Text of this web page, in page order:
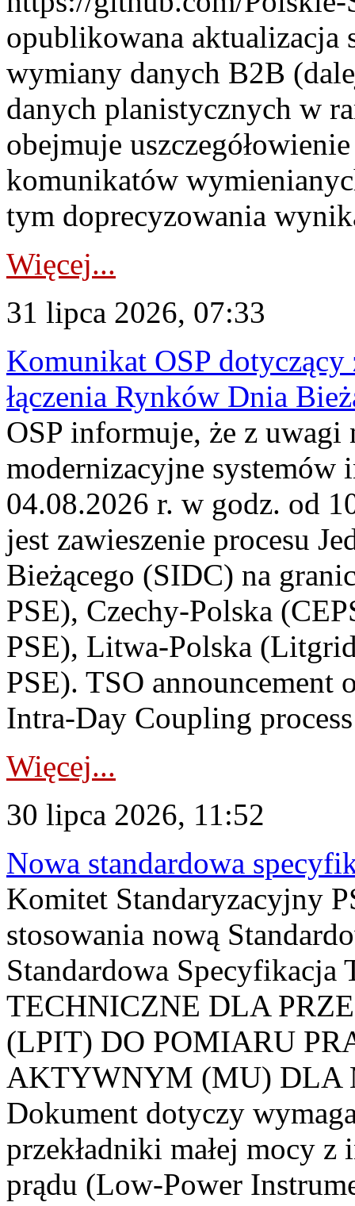
opublikowana aktualizacja
wymiany danych B2B
danych planistycznych w
obejmuje
komunikatów
tym doprecyzowania
Więcej...
31 lipca 2026, 07:33
Komunikat OSP dotyczący
łączenia Rynków Dnia
OSP informuje, że z uwagi
modernizacyjne
04.08.2026 r. w godz. od
jest zawieszenie procesu
Bieżącego (SIDC) na
PSE), Czechy-Polska
PSE), Litwa-Polska
PSE). TSO announcement
Intra-Day Coupling
Więcej...
30 lipca 2026, 11:52
Nowa standardowa
Komitet Standaryzacyjny
stosowania nową
Standardowa
TECHNICZNE DLA
(LPIT) DO POMIARU
AKTYWNYM (MU) DLA
Dokument dotyczy
przekładniki małej mocy
prądu (Low-Power